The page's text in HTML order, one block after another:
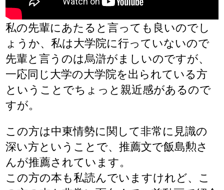
私の先輩にあたると言っても良いのでし
ょうか、私は大学院に行っていないので
先輩と言うのは烏滸がましいのですが、
一応同じ大学の大学院を出られている方
ということでちょっと親近感があるので
すが。
この方は中東情勢に関して非常に見識の
深い方ということで、推薦文で飯島勲さ
んが推薦されています。
この方の本も私読んでいますけれど、こ